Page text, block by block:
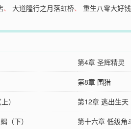
、大道隆行之月落虹桥、重生八零大好
第4章 圣辉精灵
第8章 围猎
）
第12章 逃出生天
（下）
第十六章 低级角